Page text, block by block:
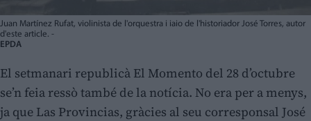
Juan Martínez Rufat, violinista de l'orquestra i iaio de l'historiador José Torres, autor
d'este article. -
EPDA
El setmanari republicà El Momento del 28 d’octubre
se’n feia ressò també de la notícia. No era per a menys,
ja que Las Provincias, gràcies al seu corresponsal José